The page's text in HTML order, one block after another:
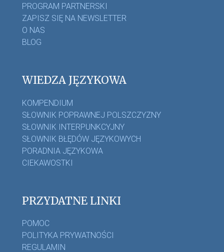
PROGRAM PARTNERSKI
ZAPISZ SIĘ NA NEWSLETTER
O NAS
BLOG
WIEDZA JĘZYKOWA
KOMPENDIUM
SŁOWNIK POPRAWNEJ POLSZCZYZNY
SŁOWNIK INTERPUNKCYJNY
SŁOWNIK BŁĘDÓW JĘZYKOWYCH
PORADNIA JĘZYKOWA
CIEKAWOSTKI
PRZYDATNE LINKI
POMOC
POLITYKA PRYWATNOŚCI
REGULAMIN